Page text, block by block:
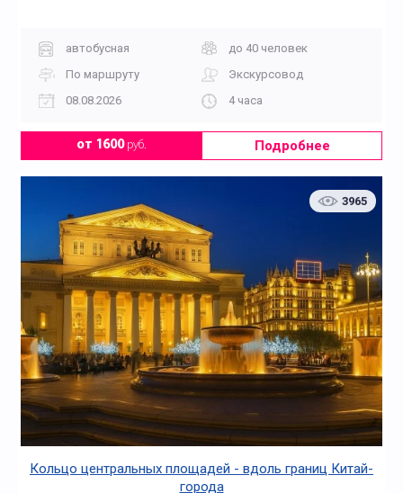
автобусная
до 40 человек
По маршруту
Экскурсовод
08.08.2026
4 часа
от 1600руб. Подробнее
3965
Кольцо центральных площадей - вдоль границ Китай-
города